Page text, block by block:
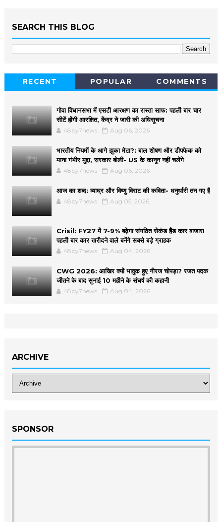
SEARCH THIS BLOG
RECENT POPULAR COMMENTS
गोवा विधानसभा में एसटी आरक्षण का रास्ता साफ: पहली बार चार
सीटें होंगी आरक्षित, केंद्र ने जारी की अधिसूचना
48by7news Aug 06, 2026
भारतीय नियमों के आगे झुका मेटा?: बाल शोषण और डीपफेक को
माना गंभीर मुद्दा, सरकार बोली- US के कानून नहीं चलेंगे
48by7news Aug 06, 2026
आज का शब्द: व्याघ्र और विष्णु विराट की कविता- धनुर्धारी तन गए हैं
48by7news Aug 05, 2026
Crisil: FY27 में 7-9% बढ़ेगा संगठित सेकंड हैंड कार बाजार!
पहली बार कार खरीदने वाले बनेंगे सबसे बड़े ग्राहक
48by7news Aug 04, 2026
CWG 2026: आखिर क्यों भावुक हुए नीरज चोपड़ा? रजत पदक
जीतने के बाद सुनाई 10 महीने के संघर्ष की कहानी
48by7news Aug 04, 2026
ARCHIVE
SPONSOR